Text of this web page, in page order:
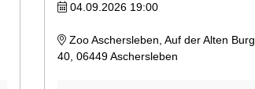
04.09.2026 19:00
Zoo Aschersleben, Auf der Alten Burg
40, 06449 Aschersleben